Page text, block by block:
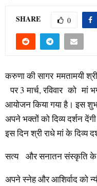
SHARE 0
करुणा की सागर ममतामयी
पर 3 मार्च, रविवार को मां
आयोजन किया गया है। इस
अपने भक्तों को दिव्य दर्शन
इस दिन श्री राधे मां के दिव्य
सत्य और सनातन संस्कृति के
अपने स्नेह और आशिर्वाद को